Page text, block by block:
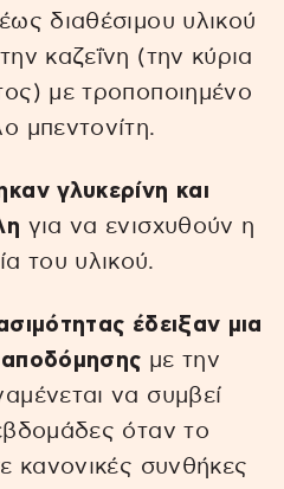
διαθέσιμου υλικού
καζεΐνη (την κύρια
με τροποποιημένο
μπεντονίτη.
γλυκερίνη και
για να ενισχυθούν η
του υλικού.
έδειξαν μια
αποδόμησης με την
να συμβεί
όταν το
κανονικές συνθήκες